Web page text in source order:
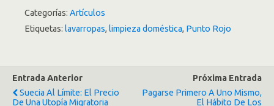
Categorías: Artículos
Etiquetas: lavarropas, limpieza doméstica, Punto Rojo
Entrada Anterior
Suecia Al Límite: El Precio
De Una Utopía Migratoria
Próxima Entrada
Pagarse Primero A Uno Mismo,
El Hábito De Los